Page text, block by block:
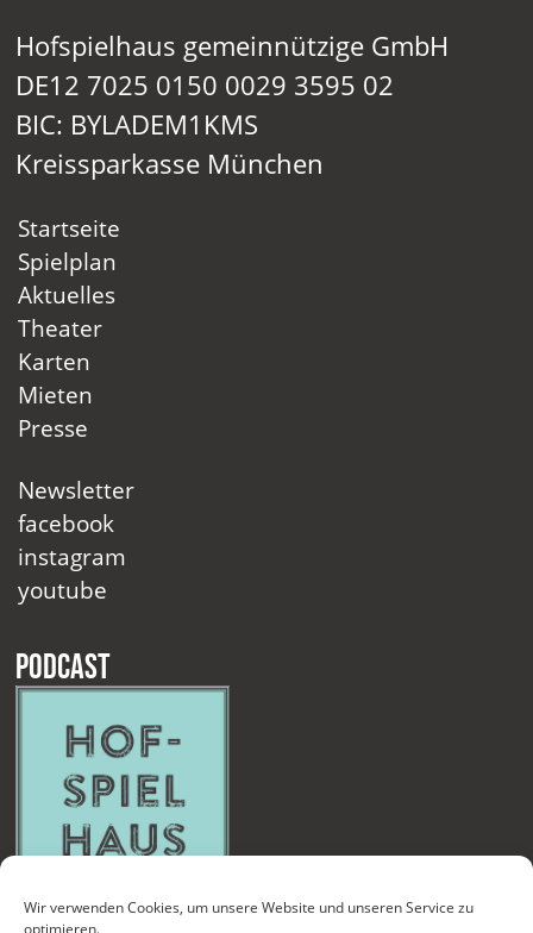
Wir verwenden Cookies, um unsere Website und unseren Service zu
optimieren.
Hofspielhaus gemeinnützige GmbH
DE12 7025 0150 0029 3595 02
BIC: BYLADEM1KMS
Kreissparkasse München
Startseite
Spielplan
Aktuelles
Theater
Karten
Mieten
Presse
Newsletter
facebook
instagram
youtube
Podcast